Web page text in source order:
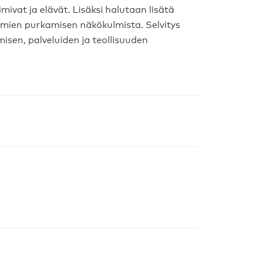
ja elävät. Lisäksi halutaan lisätä
purkamisen näkökulmista. Selvitys
palveluiden ja teollisuuden